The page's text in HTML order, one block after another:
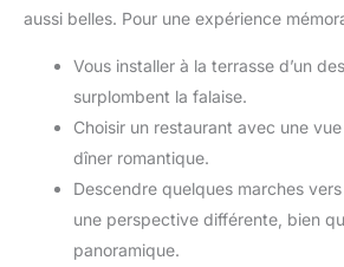
aussi belles. Pour une expérience
Vous installer à la terrasse d’un
surplombent la falaise.
Choisir un restaurant avec une
dîner romantique.
Descendre quelques marches
une perspective différente, bien
panoramique.